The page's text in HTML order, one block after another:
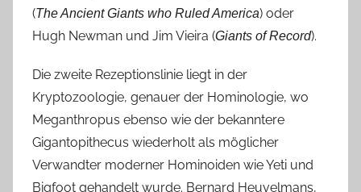
(The Ancient Giants who Ruled America) oder
Hugh Newman und Jim Vieira (Giants of Record).
Die zweite Rezeptionslinie liegt in der
Kryptozoologie, genauer der Hominologie, wo
Meganthropus ebenso wie der bekanntere
Gigantopithecus wiederholt als möglicher
Verwandter moderner Hominoiden wie Yeti und
Bigfoot gehandelt wurde. Bernard Heuvel­mans,